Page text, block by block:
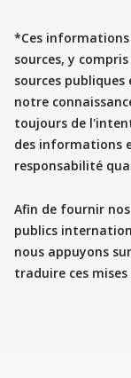
*Ces
sources, y
sources publiques
notre
toujours de
des informations
responsabilité
Afin de fournir
publics
nous appuyons
traduire ces